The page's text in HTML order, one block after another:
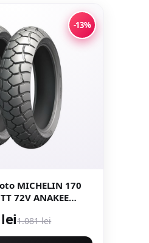
-13%
MICHELIN 170
72V ANAKEE
1.081 lei